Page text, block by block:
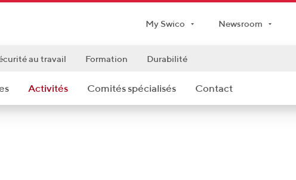
My Swico Newsroom
Activités Comités spécialisés Contact
au travail Formation Durabilité